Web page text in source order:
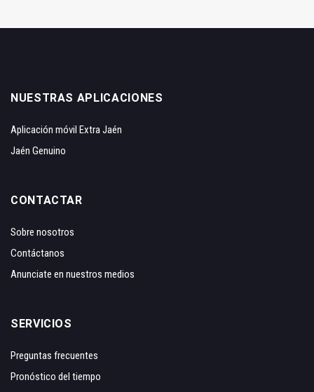
NUESTRAS APLICACIONES
Aplicación móvil Extra Jaén
Jaén Genuino
CONTACTAR
Sobre nosotros
Contáctanos
Anunciate en nuestros medios
SERVICIOS
Preguntas frecuentes
Pronóstico del tiempo